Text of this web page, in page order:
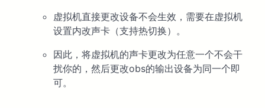
虚拟机直接更改设备不会生效，需要在虚拟机
设置内改声卡（支持热切换）。
因此，将虚拟机的声卡更改为任意一个不会干
扰你的，然后更改obs的输出设备为同一个即
可。